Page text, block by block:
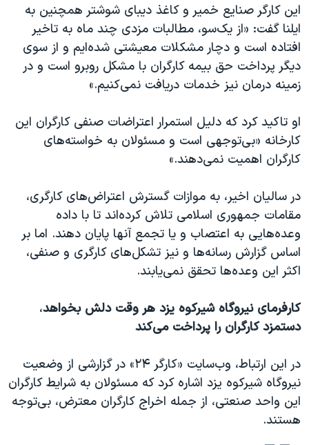
این کارگر صنایع خمیر و کاغذ دیبای شوشتر همچنین به
ایلنا گفت: «از یک‌سو، مطالبات مزدی چند ماه به تاخیر
افتاده است و دچار مشکلات معیشتی شده‌ایم و از سوی
دیگر پرداخت حق بیمه کارگران با مشکل روبرو است و در
زمینه درمان نیز خدمات دریافت نمی‌کنیم.»
او تاکید کرد که دلیل استمرار اعتراضات صنفی کارگران این
کارخانه «بی‌توجهی است و مسئولان به خواسته‌های
کارگران اهمیت نمی‌دهند.»
در سالیان اخیر، به موازات گسترش اعتراض‌های کارگری،
مقامات جمهوری اسلامی تلاش کرده‌اند تا با داده
وعده‌هایی به اعتصاب و یا تجمع آنها پایان دهند. اما بر
اساس گزارش رسانه‌ها و نیز تشکل‌های کارگری و صنفی،
اکثر این وعده‌ها تحقق نمی‌یابند.
کارفرمای نیروگاه شیرکوه یزد هر وقت دلش بخواهد،
دستمزد کارگران را پرداخت می‌کند
در این ارتباط، وب‌سایت «کارگر ۲۴» در گزارشی از وضعیت
نیروگاه شیرکوه یزد اشاره کرد که مسئولان به شرایط کارگران
این واحد صنعتی، از جمله اخراج کارگران معترض، بی‌توجه
هستند.